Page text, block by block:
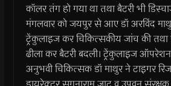
कॉलर तंग हो गया था तथा बैटरी भी
मंगलवार को जयपुर से आए डॉ अरविंद
ट्रेंकुलाइज कर चिकित्सकीय जांच की तथा
ढीला कर बैटरी बदली। ट्रेंकुलाइज
अनुभवी चिकित्सक डॉ माथुर ने टाइगर